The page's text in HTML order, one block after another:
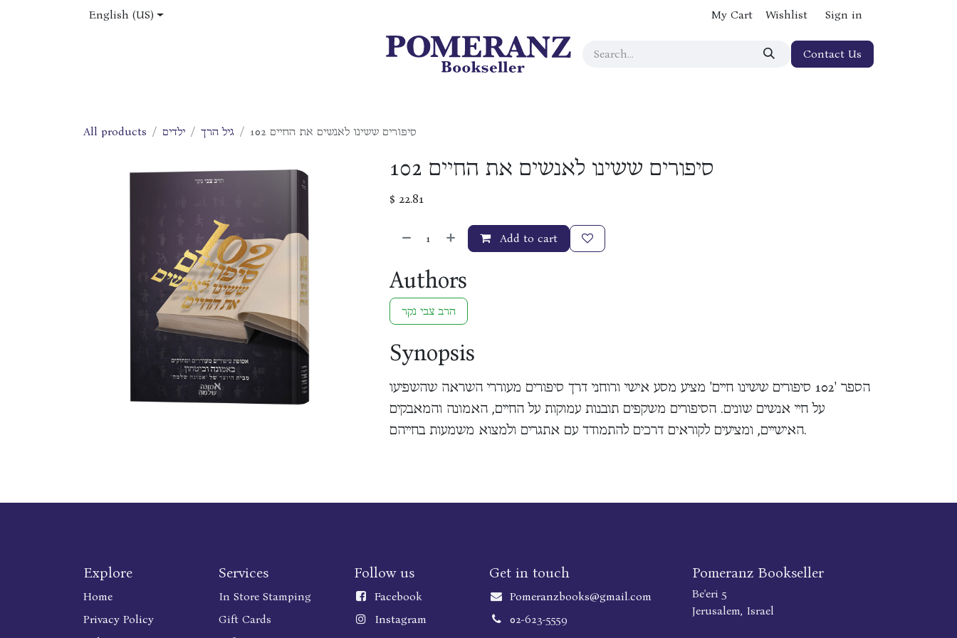
English (US) My Cart Wishlist Sign in
Contact Us
All products ילדים גיל הרך 102 סיפורים ששינו לאנשים את החיים
102 סיפורים ששינו לאנשים את החיים
$ 22.81
Add to cart
Authors
הרב צבי נקר
Synopsis
הספר '102 סיפורים ששינו חיים' מציע מסע אישי ורוחני דרך סיפורים מעוררי השראה שהשפיעו
על חיי אנשים שונים. הסיפורים משקפים תובנות עמוקות על החיים, האמונה והמאבקים
האישיים, ומציעים לקוראים דרכים להתמודד עם אתגרים ולמצוא משמעות בחייהם.
Explore
Home
Privacy Policy
Services
In Store Stamping
Gift Cards
Follow us
Facebook
Instagram
Get in touch
Pomeranzbooks@gmail.com
02-623-5559
Pomeranz Bookseller
Be'eri 5
Jerusalem, Israel